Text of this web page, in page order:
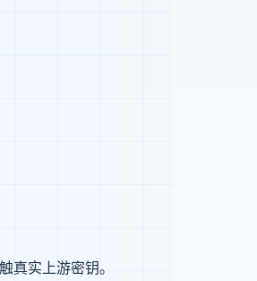
真实上游密钥。